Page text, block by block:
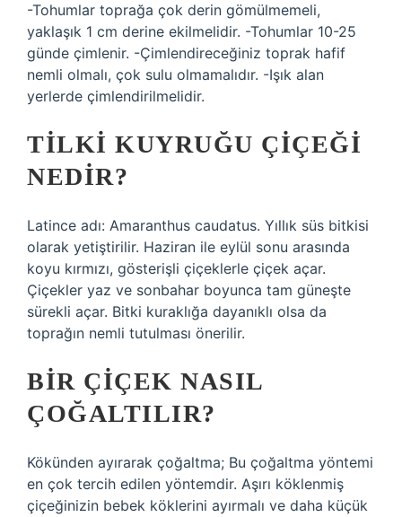
-Tohumlar toprağa çok derin gömülmemeli,
yaklaşık 1 cm derine ekilmelidir. -Tohumlar 10-25
günde çimlenir. -Çimlendireceğiniz toprak hafif
nemli olmalı, çok sulu olmamalıdır. -Işık alan
yerlerde çimlendirilmelidir.
TILKI KUYRUĞU ÇIÇEĞI
NEDIR?
Latince adı: Amaranthus caudatus. Yıllık süs bitkisi
olarak yetiştirilir. Haziran ile eylül sonu arasında
koyu kırmızı, gösterişli çiçeklerle çiçek açar.
Çiçekler yaz ve sonbahar boyunca tam güneşte
sürekli açar. Bitki kuraklığa dayanıklı olsa da
toprağın nemli tutulması önerilir.
BIR ÇIÇEK NASIL
ÇOĞALTILIR?
Kökünden ayırarak çoğaltma; Bu çoğaltma yöntemi
en çok tercih edilen yöntemdir. Aşırı köklenmiş
çiçeğinizin bebek köklerini ayırmalı ve daha küçük